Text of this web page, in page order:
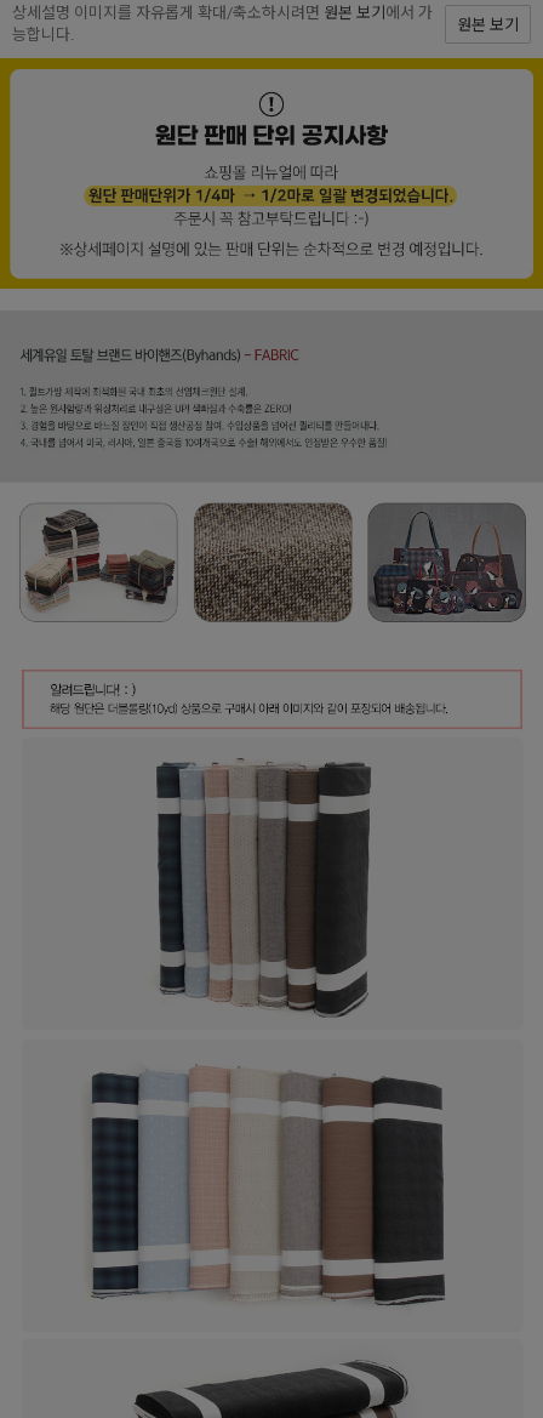
상세설명 이미지를 자유롭게 확대/축소하시려면 원본 보기 에서 가
능합니다.
원본 보기